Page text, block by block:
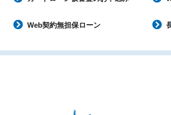
Web契約無担保ローン